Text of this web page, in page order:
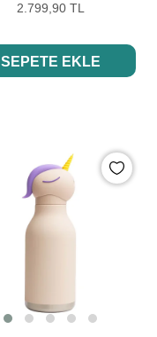
2.799,90 TL
SEPETE EKLE